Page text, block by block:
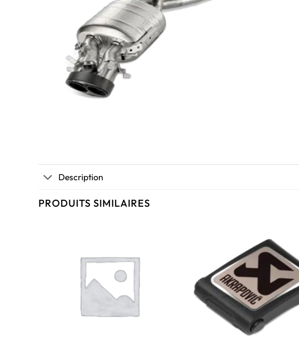
Description
PRODUITS SIMILAIRES